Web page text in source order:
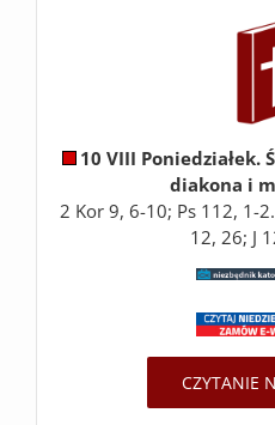
10 VIII Poniedziałek.
diakona i
2 Kor 9, 6-10; Ps 112, 1-
12, 26; J
CZYTANIE